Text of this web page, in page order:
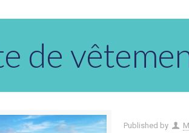
de
Published by